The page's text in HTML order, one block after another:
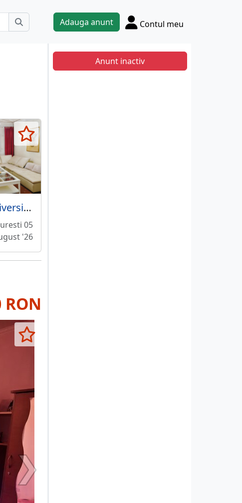
Adauga anunt Contul meu
Central Universitate, Unirii, Romana, Victoriei,
05
'26
RON
Anunt inactiv